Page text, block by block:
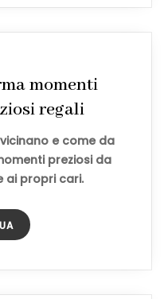
momenti
regali
e come da
preziosi da
ai propri cari.